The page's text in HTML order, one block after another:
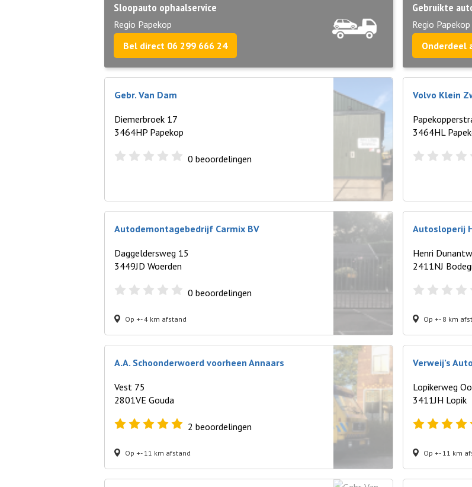
Sloopauto ophaalservice
Regio Papekop
Bel direct 06 299 666 24
Gebruikte
Regio Papekop
Onderdeel
Gebr. Van Dam
Diemerbroek 17
3464HP Papekop
0 beoordelingen
Volvo Klein
3464HL
Autodemontagebedrijf Carmix BV
Daggeldersweg 15
3449JD Woerden
0 beoordelingen
Op +- 4 km afstand
Autosloperij
Henri
2411NJ
Op +- 8 km
A.A. Schoonderwoerd voorheen Annaars
Vest 75
2801VE Gouda
2 beoordelingen
Op +- 11 km afstand
Verweij’s
Lopikerweg
3411JH Lopik
Op +- 11 km